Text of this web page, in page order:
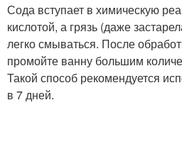
Сода вступает в химическую
кислотой, а грязь (даже
легко смываться. После
промойте ванну большим
Такой способ рекомендуется
в 7 дней.